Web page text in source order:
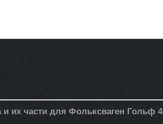
их части для Фольксваген Гольф 4